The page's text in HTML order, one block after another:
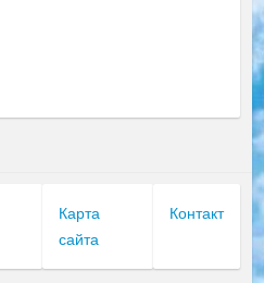
Карта
сайта
Контакт